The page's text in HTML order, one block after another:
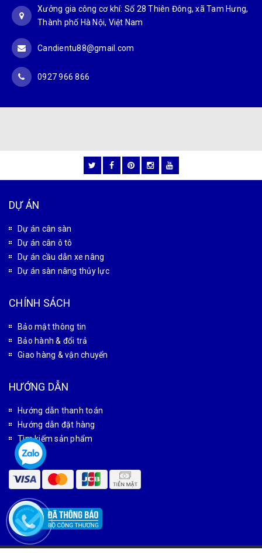
Xưởng gia công cơ khí: Số 28 Thiên Đông, xã Tam Hưng,
Thành phố Hà Nội, Việt Nam
Candientu88@gmail.com
0927 966 866
DỰ ÁN
Dự án cân sàn
Dự án cân ô tô
Dự án cầu dẫn xe nâng
Dự án sàn nâng thủy lực
CHÍNH SÁCH
Bảo mật thông tin
Bảo hành & đổi trả
Giao hàng & vận chuyển
HƯỚNG DẪN
Hướng dẫn thanh toán
Hướng dẫn đặt hàng
Tìm kiếm sản phẩm